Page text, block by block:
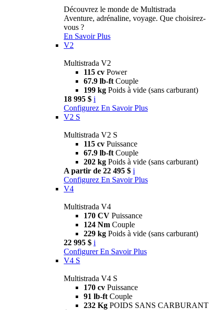
Découvrez le monde de Multistrada
Aventure, adrénaline, voyage. Que choisirez-
vous ?
En Savoir Plus
V2
Multistrada V2
115 cv Power
67.9 lb-ft Couple
199 kg Poids à vide (sans carburant)
18 995 $ i
Configurez En Savoir Plus
V2 S
Multistrada V2 S
115 cv Puissance
67.9 lb-ft Couple
202 kg Poids à vide (sans carburant)
A partir de 22 495 $ i
Configurez En Savoir Plus
V4
Multistrada V4
170 CV Puissance
124 Nm Couple
229 kg Poids à vide (sans carburant)
22 995 $ i
Configurer En Savoir Plus
V4 S
Multistrada V4 S
170 cv Puissance
91 lb-ft Couple
232 Kg POIDS SANS CARBURANT